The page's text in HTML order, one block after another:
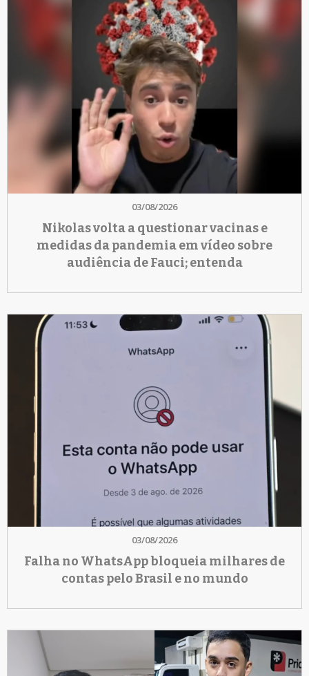
03/08/2026
Nikolas volta a questionar vacinas e
medidas da pandemia em vídeo sobre
audiência de Fauci; entenda
03/08/2026
Falha no WhatsApp bloqueia milhares de
contas pelo Brasil e no mundo